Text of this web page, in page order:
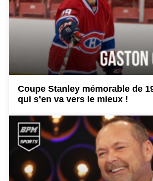
Coupe Stanley mémorable de
qui s’en va vers le mieux !